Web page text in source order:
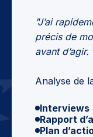
"J’ai
précis de
avant d’agir.
Analyse de
Interviews
Rapport
Plan